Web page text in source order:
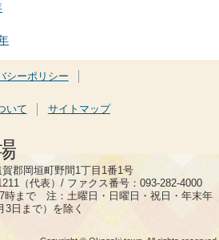
シーポリシー
いて サイトマップ
郡岡垣町野間1丁目1番1号
（代表）/ ファクス番号：093-282-4000
時まで 注：土曜日・日曜日・祝日・年末年
3日まで）を除く